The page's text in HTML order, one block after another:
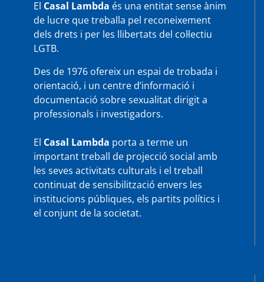
El Casal Lambda és una entitat sense ànim
de lucre que treballa pel reconeixement
dels drets i per les llibertats del col·lectiu
LGTB.
Des de 1976 ofereix un espai de trobada i
orientació, i un centre d’informació i
documentació sobre sexualitat dirigit a
professionals i investigadors.
El Casal Lambda porta a terme un
important treball de projecció social amb
les seves activitats culturals i el treball
continuat de sensibilització envers les
institucions públiques, els partits polítics i
el conjunt de la societat.